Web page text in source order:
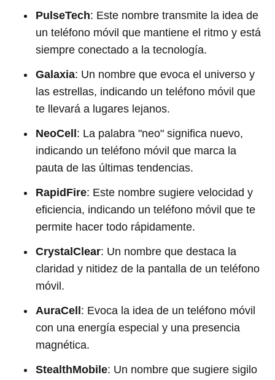
PulseTech: Este nombre transmite la idea de
un teléfono móvil que mantiene el ritmo y está
siempre conectado a la tecnología.
Galaxia: Un nombre que evoca el universo y
las estrellas, indicando un teléfono móvil que
te llevará a lugares lejanos.
NeoCell : La palabra "neo" significa nuevo,
indicando un teléfono móvil que marca la
pauta de las últimas tendencias.
RapidFire: Este nombre sugiere velocidad y
eficiencia, indicando un teléfono móvil que te
permite hacer todo rápidamente.
CrystalClear: Un nombre que destaca la
claridad y nitidez de la pantalla de un teléfono
móvil.
AuraCell : Evoca la idea de un teléfono móvil
con una energía especial y una presencia
magnética.
StealthMobile: Un nombre que sugiere sigilo